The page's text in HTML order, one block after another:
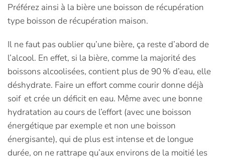
Préférez ainsi à la bière une boisson de récupération
type boisson de récupération maison.
Il ne faut pas oublier qu’une bière, ça reste d’abord de
l’alcool. En effet, si la bière, comme la majorité des
boissons alcoolisées, contient plus de 90 % d’eau, elle
déshydrate. Faire un effort comme courir donne déjà
soif et crée un déficit en eau. Même avec une bonne
hydratation au cours de l’effort (avec une boisson
énergétique par exemple et non une boisson
énergisante), qui de plus est intense et de longue
durée, on ne rattrape qu’aux environs de la moitié les